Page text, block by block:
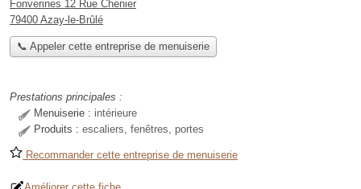
Fonverines 12 Rue Chenier
79400 Azay-le-Brûlé
📞 Appeler cette entreprise de menuiserie
Prestations principales :
Menuiserie : intérieure
Produits : escaliers, fenêtres, portes
Recommander cette entreprise de menuiserie